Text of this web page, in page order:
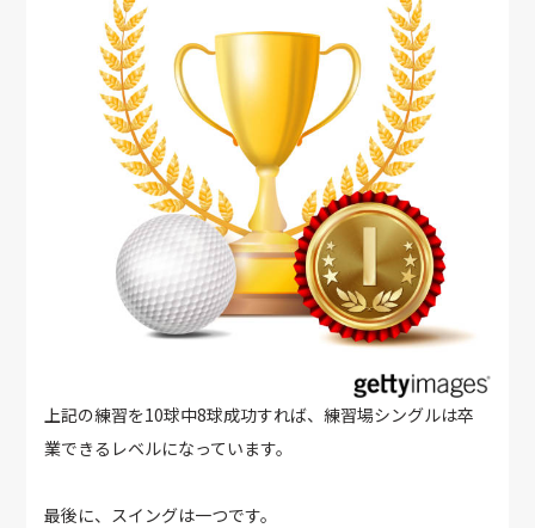
上記の練習を10球中8球成功すれば、練習場シングルは卒
業できるレベルになっています。
最後に、スイングは一つです。